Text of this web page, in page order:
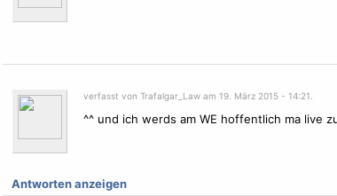
verfasst von Trafalgar_Law am 19. März 2015 - 14:21.
^^ und ich werds am WE hoffentlich ma live
Antworten anzeigen